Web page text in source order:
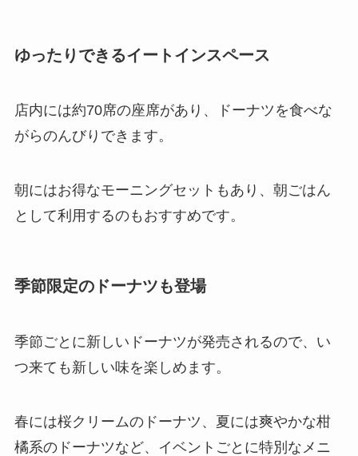
ゆったりできるイートインスペース
店内には約70席の座席があり、ドーナツを食べな
がらのんびりできます。
朝にはお得なモーニングセットもあり、朝ごはん
として利用するのもおすすめです。
季節限定のドーナツも登場
季節ごとに新しいドーナツが発売されるので、い
つ来ても新しい味を楽しめます。
春には桜クリームのドーナツ、夏には爽やかな柑
橘系のドーナツなど、イベントごとに特別なメニ